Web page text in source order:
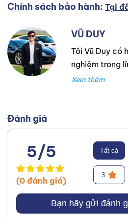
Chính sách bảo hành: Tại
VŨ DUY
Tôi Vũ Duy có
nghiệm trong
tô. Tôi là một
chọn tốt nhất
khách hàng.
Youtube
Đánh giá
5/5
(0 đánh giá)
Tất cả
3
Bạn hãy gửi đánh